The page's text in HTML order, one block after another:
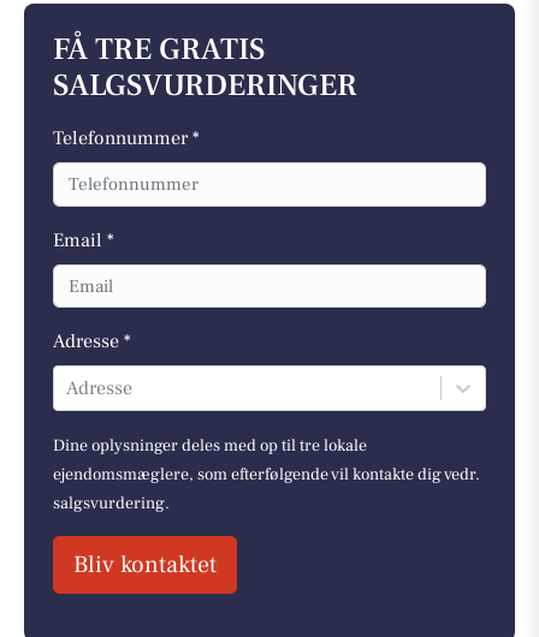
FÅ TRE GRATIS
SALGSVURDERINGER
Telefonnummer *
Email *
Adresse *
Adresse
Dine oplysninger deles med op til tre lokale
ejendomsmæglere, som efterfølgende vil kontakte dig vedr.
salgsvurdering.
Bliv kontaktet